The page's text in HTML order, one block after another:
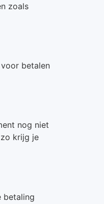
zoals
betalen
nog niet
krijg je
betaling